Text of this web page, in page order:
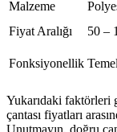
Malzeme
Fiyat Aralığı
50 –
Fonksiyonellik Temel
Yukarıdaki faktörleri
çantası fiyatları
Unutmayın, doğru